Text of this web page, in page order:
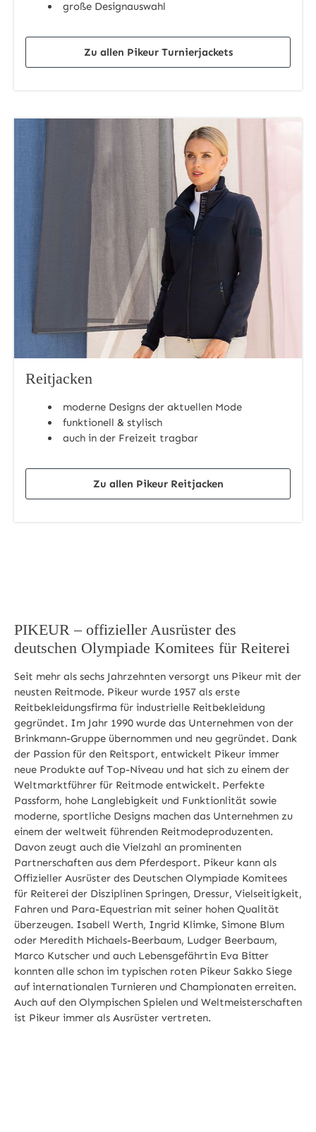
große Designauswahl
Zu allen Pikeur Turnierjackets
Reitjacken
moderne Designs der aktuellen Mode
funktionell & stylisch
auch in der Freizeit tragbar
Zu allen Pikeur Reitjacken
PIKEUR – offizieller Ausrüster des
deutschen Olympiade Komitees für Reiterei
Seit mehr als sechs Jahrzehnten versorgt uns Pikeur mit der
neusten Reitmode. Pikeur wurde 1957 als erste
Reitbekleidungsfirma für industrielle Reitbekleidung
gegründet. Im Jahr 1990 wurde das Unternehmen von der
Brinkmann-Gruppe übernommen und neu gegründet. Dank
der Passion für den Reitsport, entwickelt Pikeur immer
neue Produkte auf Top-Niveau und hat sich zu einem der
Weltmarktführer für Reitmode entwickelt. Perfekte
Passform, hohe Langlebigkeit und Funktionlität sowie
moderne, sportliche Designs machen das Unternehmen zu
einem der weltweit führenden Reitmodeproduzenten.
Davon zeugt auch die Vielzahl an prominenten
Partnerschaften aus dem Pferdesport. Pikeur kann als
Offizieller Ausrüster des Deutschen Olympiade Komitees
für Reiterei der Disziplinen Springen, Dressur, Vielseitigkeit,
Fahren und Para-Equestrian mit seiner hohen Qualität
überzeugen. Isabell Werth, Ingrid Klimke, Simone Blum
oder Meredith Michaels-Beerbaum, Ludger Beerbaum,
Marco Kutscher und auch Lebensgefährtin Eva Bitter
konnten alle schon im typischen roten Pikeur Sakko Siege
auf internationalen Turnieren und Championaten erreiten.
Auch auf den Olympischen Spielen und Weltmeisterschaften
ist Pikeur immer als Ausrüster vertreten.